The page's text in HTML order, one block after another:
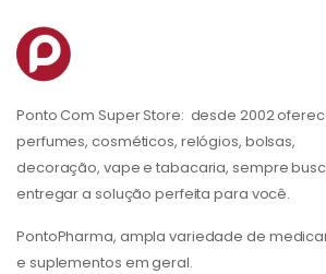
Ponto Com Super Store: desde 2002
perfumes, cosméticos, relógios, bolsas,
decoração, vape e tabacaria, sempre
entregar a solução perfeita para você.
PontoPharma, ampla variedade de
e suplementos em geral.